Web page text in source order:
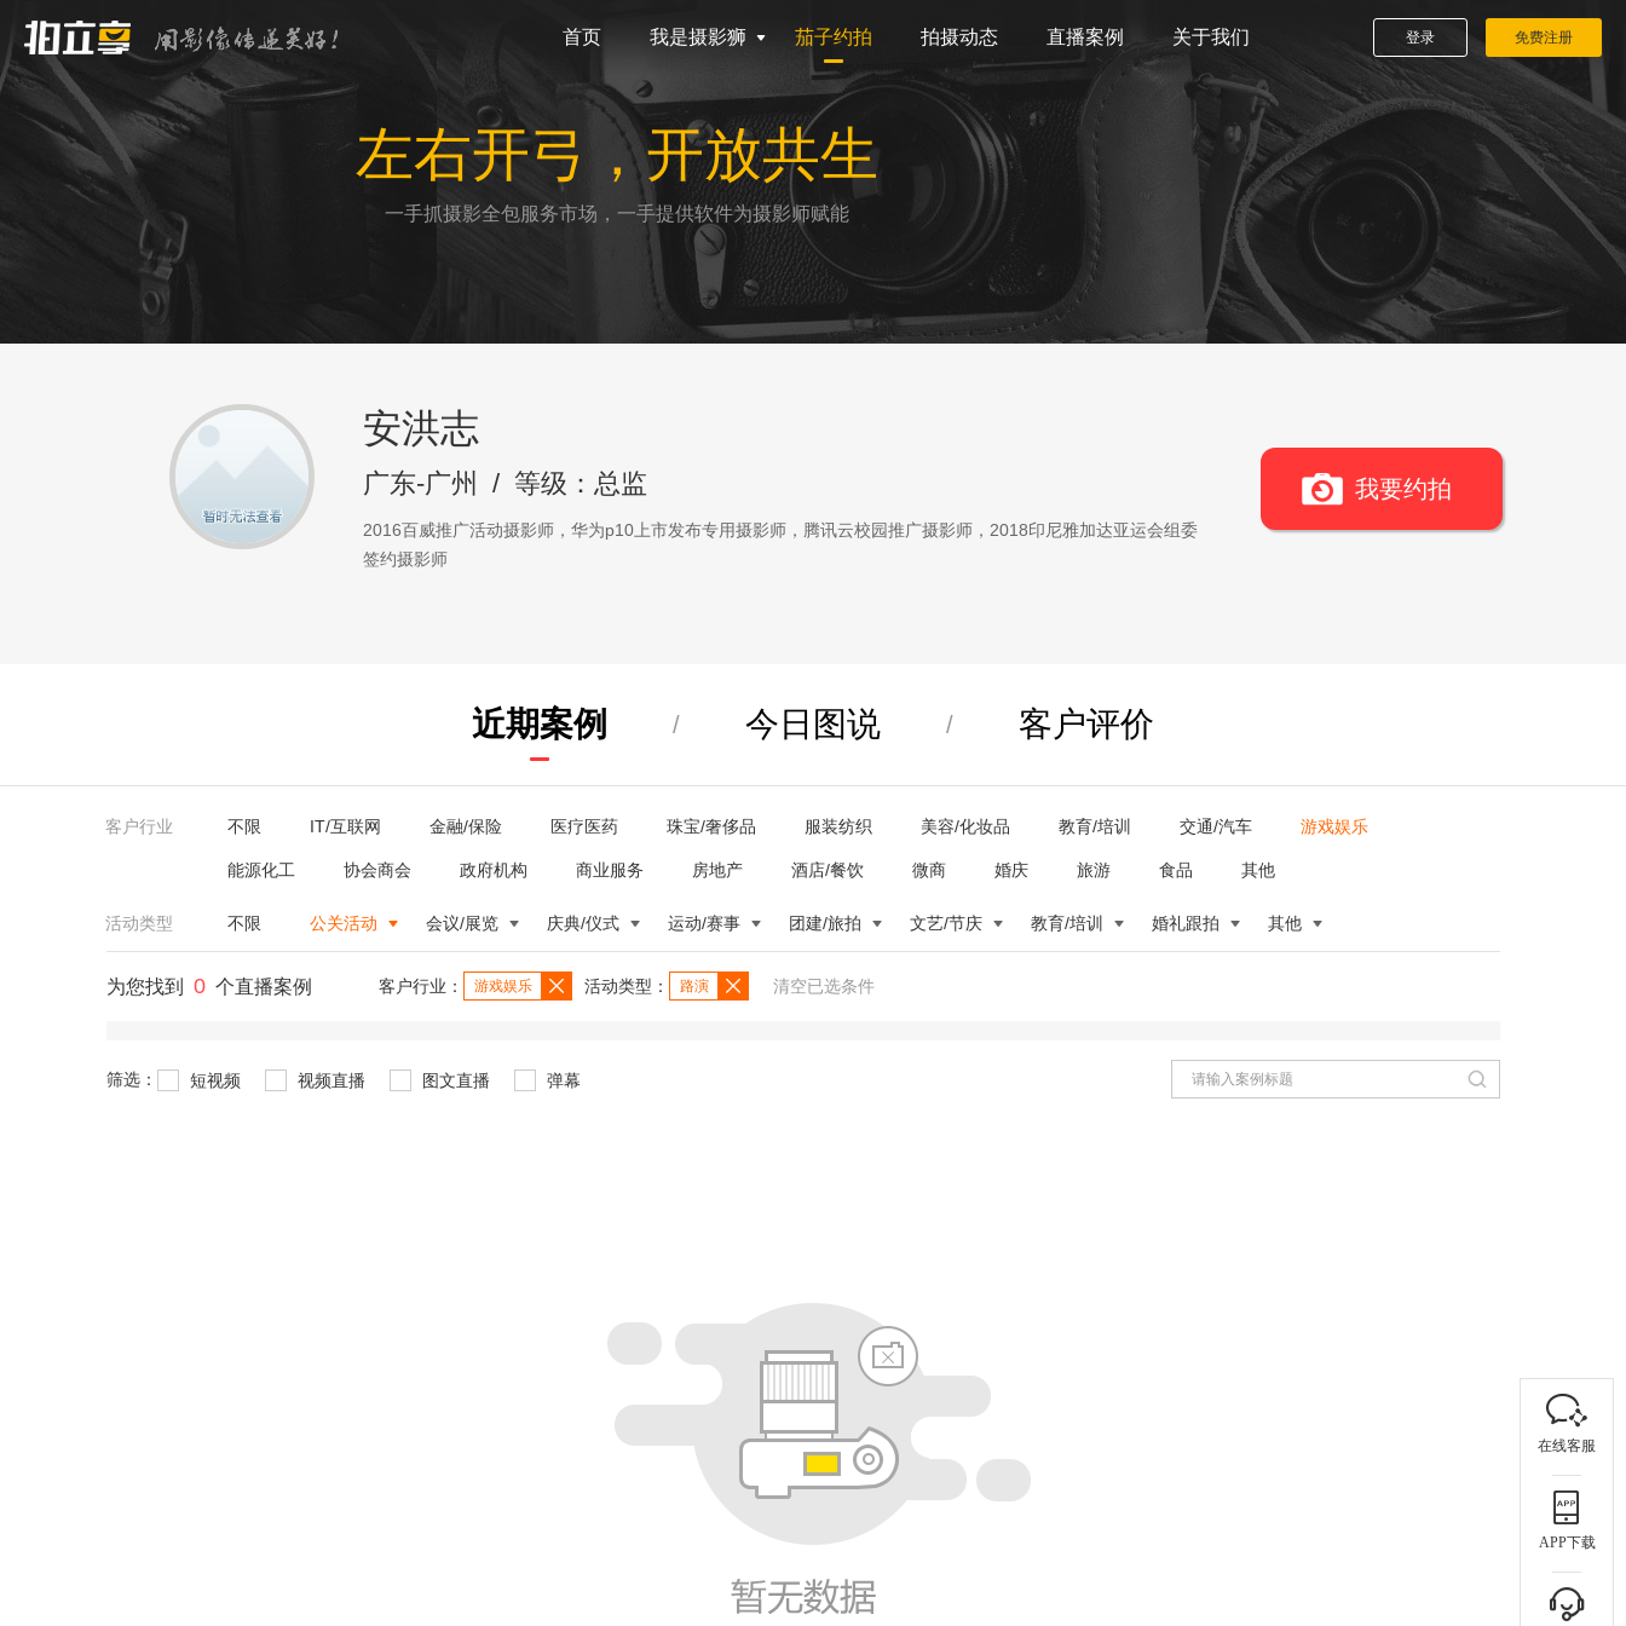
首页 我是摄影狮 茄子约拍 拍摄动态 直播案例 关于我们 登录 免费注册
左右开弓，开放共生
一手抓摄影全包服务市场，一手提供软件为摄影师赋能
安洪志
广东-广州 / 等级：总监
2016百威推广活动摄影师，华为p10上市发布专用摄影师，腾讯云校园推广摄影师，2018印尼雅加达亚运会组委
签约摄影师
我要约拍
近期案例 / 今日图说 / 客户评价
客户行业 不限 IT/互联网 金融/保险 医疗医药 珠宝/奢侈品 服装纺织 美容/化妆品 教育/培训 交通/汽车 游戏娱乐
能源化工 协会商会 政府机构 商业服务 房地产 酒店/餐饮 微商 婚庆 旅游 食品 其他
活动类型 不限 公关活动 会议/展览 庆典/仪式 运动/赛事 团建/旅拍 文艺/节庆 教育/培训 婚礼跟拍 其他
为您找到 0 个直播案例 客户行业： 游戏娱乐 活动类型： 路演 清空已选条件
筛选： 短视频 视频直播 图文直播 弹幕
在线客服
APP下载